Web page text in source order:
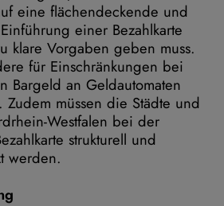
eine flächendeckende und
einer Bezahlkarte
klare Vorgaben geben muss.
für Einschränkungen bei
Bargeld an Geldautomaten
müssen die Städte und
Westfalen bei der
strukturell und
werden.